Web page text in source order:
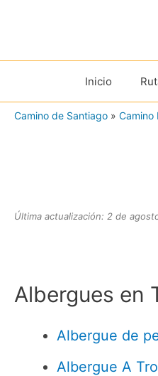
contenido
Inicio
Camino de Santiago » Camino
Última actualización: 2 de
Albergues en
Albergue de
Albergue A